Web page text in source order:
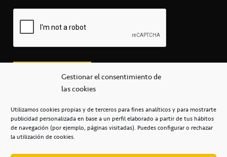
Gestionar el consentimiento de
las cookies
Utilizamos cookies propias y de terceros para fines analíticos y para mostrarte
publicidad personalizada en base a un perfil elaborado a partir de tus hábitos
de navegación (por ejemplo, páginas visitadas). Puedes configurar o rechazar
la utilización de cookies.
secretaria@cbcanarias.es
+34 922 253 684